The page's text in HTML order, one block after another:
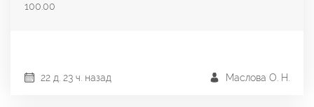
100.00
Маслова О. Н.
22 д. 23 ч. назад